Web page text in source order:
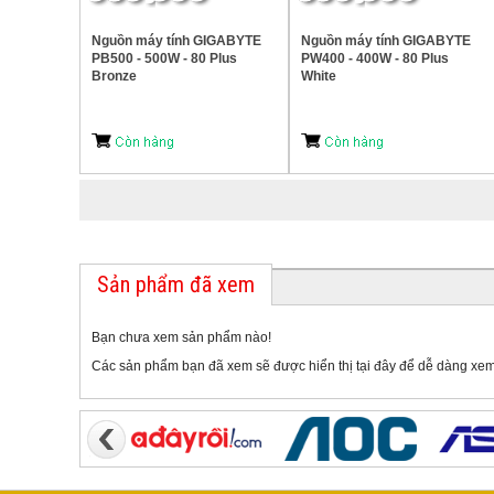
Nguồn máy tính GIGABYTE
PB500 - 500W - 80 Plus
Bronze
Nguồn máy tính GIGABYTE
PW400 - 400W - 80 Plus
White
Sản phẩm đã xem
Bạn chưa xem sản phẩm nào!
Các sản phẩm bạn đã xem sẽ được hiển thị tại đây để dễ dàng